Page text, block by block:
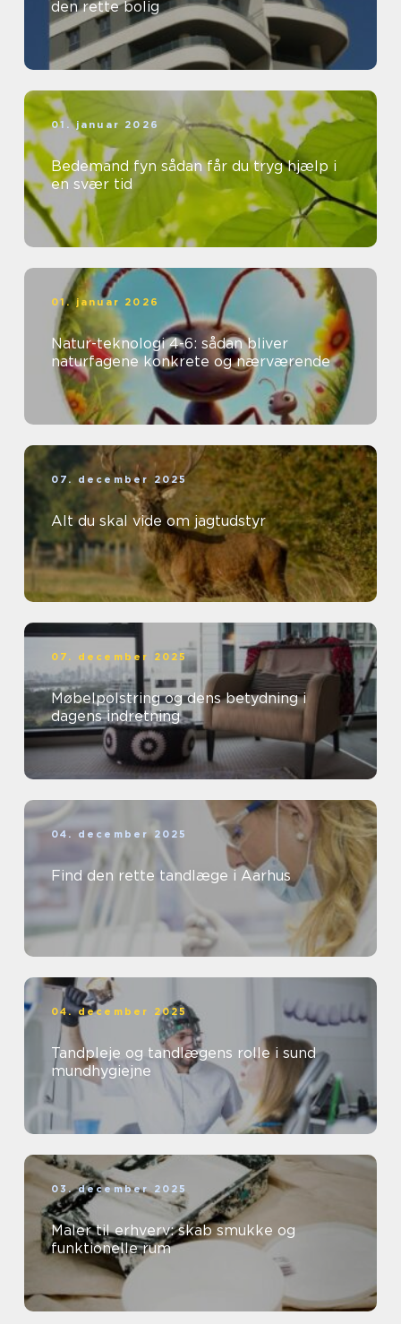
den rette bolig
01. januar 2026
Bedemand fyn sådan får du tryg hjælp i
en svær tid
01. januar 2026
Natur-teknologi 4-6: sådan bliver
naturfagene konkrete og nærværende
07. december 2025
Alt du skal vide om jagtudstyr
07. december 2025
Møbelpolstring og dens betydning i
dagens indretning
04. december 2025
Find den rette tandlæge i Aarhus
04. december 2025
Tandpleje og tandlægens rolle i sund
mundhygiejne
03. december 2025
Maler til erhverv: skab smukke og
funktionelle rum